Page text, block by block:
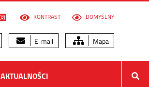
KONTRAST DOMYŚLNY
E-mail Mapa
AKTUALNOŚCI